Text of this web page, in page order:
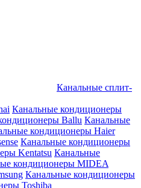
Канальные сплит-
Канальные кондиционеры
Ballu Канальные
кондиционеры Haier
Канальные кондиционеры
Kentatsu Канальные
кондиционеры MIDEA
Канальные кондиционеры
Toshiba